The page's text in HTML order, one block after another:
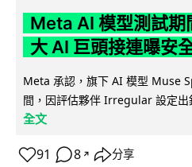
Meta AI 模型測試期
大 AI 巨頭接連曝安
Meta 承認，旗下 AI 模型 Muse
間，因評估夥伴 Irregular 設定出
全文
91 8 ↗ 分享